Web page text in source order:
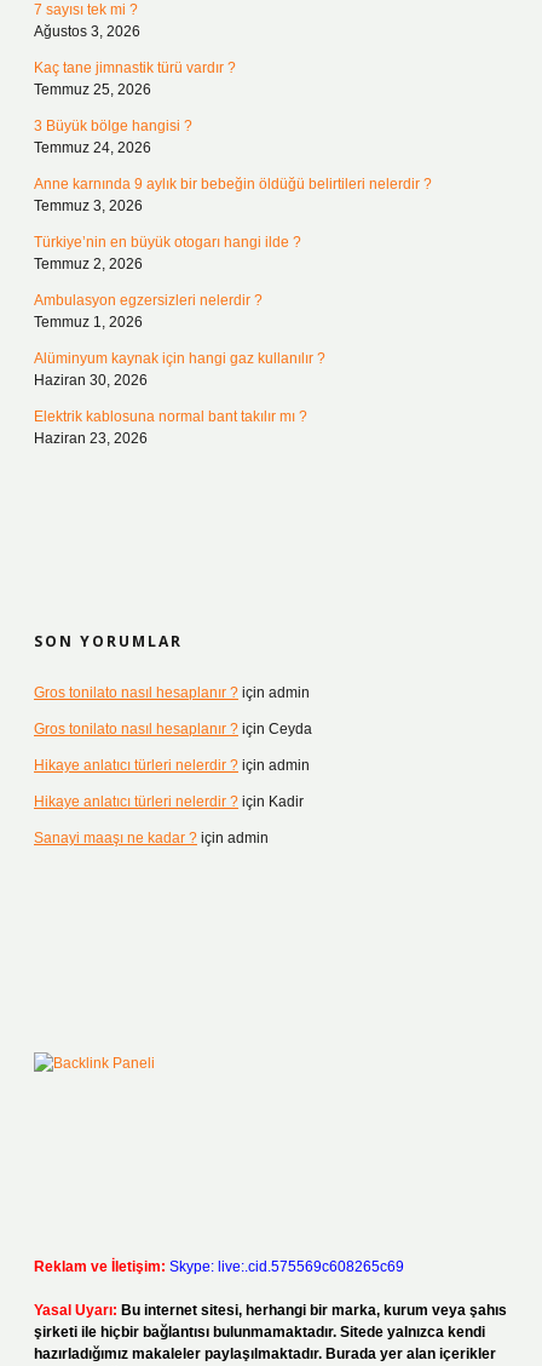
7 sayısı tek mi ?
Ağustos 3, 2026
Kaç tane jimnastik türü vardır ?
Temmuz 25, 2026
3 Büyük bölge hangisi ?
Temmuz 24, 2026
Anne karnında 9 aylık bir bebeğin öldüğü belirtileri nelerdir ?
Temmuz 3, 2026
Türkiye’nin en büyük otogarı hangi ilde ?
Temmuz 2, 2026
Ambulasyon egzersizleri nelerdir ?
Temmuz 1, 2026
Alüminyum kaynak için hangi gaz kullanılır ?
Haziran 30, 2026
Elektrik kablosuna normal bant takılır mı ?
Haziran 23, 2026
SON YORUMLAR
Gros tonilato nasıl hesaplanır ? için admin
Gros tonilato nasıl hesaplanır ? için Ceyda
Hikaye anlatıcı türleri nelerdir ? için admin
Hikaye anlatıcı türleri nelerdir ? için Kadir
Sanayi maaşı ne kadar ? için admin
Reklam ve İletişim: Skype: live:.cid.575569c608265c69
Yasal Uyarı: Bu internet sitesi, herhangi bir marka, kurum veya şahıs
şirketi ile hiçbir bağlantısı bulunmamaktadır. Sitede yalnızca kendi
hazırladığımız makaleler paylaşılmaktadır. Burada yer alan içerikler